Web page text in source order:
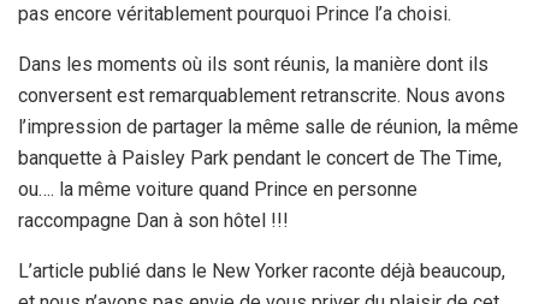
pas encore véritablement pourquoi Prince l’a choisi.
Dans les moments où ils sont réunis, la manière dont ils
conversent est remarquablement retranscrite. Nous avons
l’impression de partager la même salle de réunion, la même
banquette à Paisley Park pendant le concert de The Time,
ou…. la même voiture quand Prince en personne
raccompagne Dan à son hôtel !!!
L’article publié dans le New Yorker raconte déjà beaucoup,